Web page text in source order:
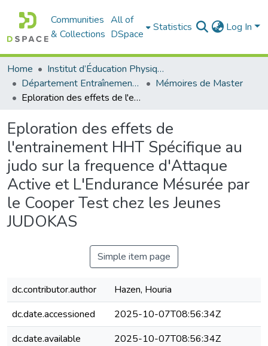
Communities
& Collections
All of
DSpace
Statistics Log In
Home
Institut d’Éducation Physique et Sportive
Département Entraînement Sportif (ES)
Mémoires de Master
Eploration des effets de l'entrainement HHT Spécifique au judo sur la frequence d'Attaque Active et L'Endurance Mésurée par le Cooper Test chez les Jeunes JUDOKAS
Eploration des effets de
l'entrainement HHT Spécifique au
judo sur la frequence d'Attaque
Active et L'Endurance Mésurée par
le Cooper Test chez les Jeunes
JUDOKAS
Simple item page
dc.contributor.author
Hazen, Houria
dc.date.accessioned
2025-10-07T08:56:34Z
dc.date.available
2025-10-07T08:56:34Z